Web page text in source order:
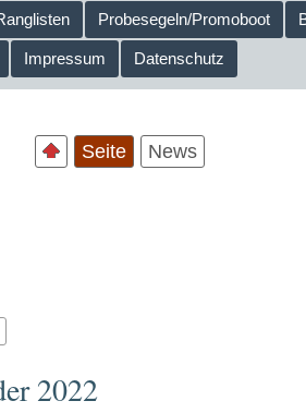
Probesegeln/Promoboot
Impressum Datenschutz
Seite News
2022